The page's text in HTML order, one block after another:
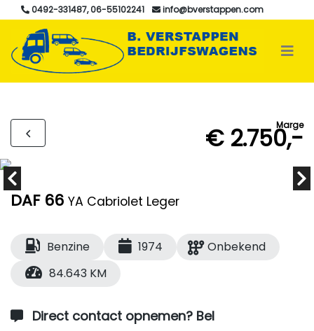
0492-331487, 06-55102241 info@bverstappen.com
Marge
€ 2.750,-
DAF 66 YA Cabriolet Leger
Benzine 1974
Onbekend
84.643 KM
Direct contact opnemen? Bel